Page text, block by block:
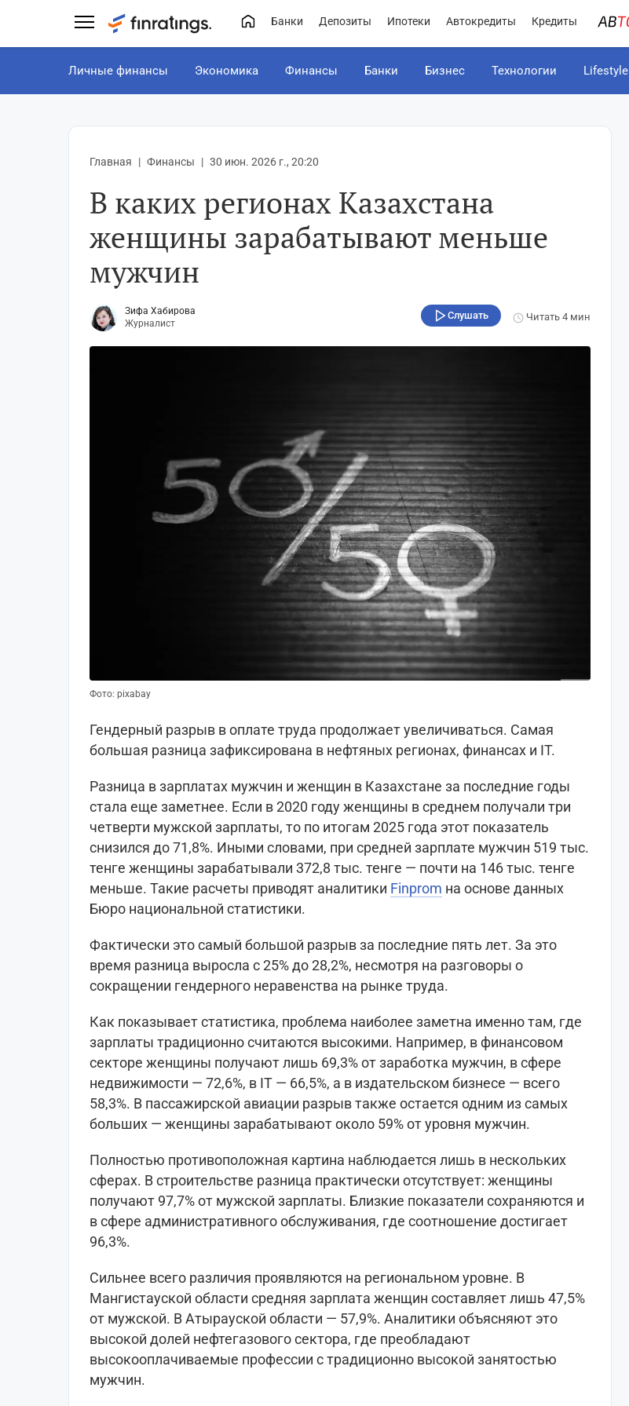
Банки Депозиты Ипотеки Автокредиты Кредиты
Личные финансы Экономика Финансы Банки Бизнес Технологии Lifestyle
Главная Финансы 30 июн. 2026 г., 20:20
В каких регионах Казахстана
женщины зарабатывают меньше
мужчин
Зифа Хабирова
Журналист
Слушать Читать4 мин
Фото: pixabay
Гендерный разрыв в оплате труда продолжает увеличиваться. Самая
большая разница зафиксирована в нефтяных регионах, финансах и IT.
Разница в зарплатах мужчин и женщин в Казахстане за последние годы
стала еще заметнее. Если в 2020 году женщины в среднем получали три
четверти мужской зарплаты, то по итогам 2025 года этот показатель
снизился до 71,8%. Иными словами, при средней зарплате мужчин 519 тыс.
тенге женщины зарабатывали 372,8 тыс. тенге — почти на 146 тыс. тенге
меньше. Такие расчеты приводят аналитики Finprom на основе данных
Бюро национальной статистики.
Фактически это самый большой разрыв за последние пять лет. За это
время разница выросла с 25% до 28,2%, несмотря на разговоры о
сокращении гендерного неравенства на рынке труда.
Как показывает статистика, проблема наиболее заметна именно там, где
зарплаты традиционно считаются высокими. Например, в финансовом
секторе женщины получают лишь 69,3% от заработка мужчин, в сфере
недвижимости — 72,6%, в IT — 66,5%, а в издательском бизнесе — всего
58,3%. В пассажирской авиации разрыв также остается одним из самых
больших — женщины зарабатывают около 59% от уровня мужчин.
Полностью противоположная картина наблюдается лишь в нескольких
сферах. В строительстве разница практически отсутствует: женщины
получают 97,7% от мужской зарплаты. Близкие показатели сохраняются и
в сфере административного обслуживания, где соотношение достигает
96,3%.
Сильнее всего различия проявляются на региональном уровне. В
Мангистауской области средняя зарплата женщин составляет лишь 47,5%
от мужской. В Атырауской области — 57,9%. Аналитики объясняют это
высокой долей нефтегазового сектора, где преобладают
высокооплачиваемые профессии с традиционно высокой занятостью
мужчин.